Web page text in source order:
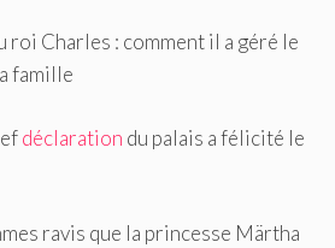
roi Charles : comment il a géré le
famille
déclaration du palais a félicité le
ravis que la princesse Märtha